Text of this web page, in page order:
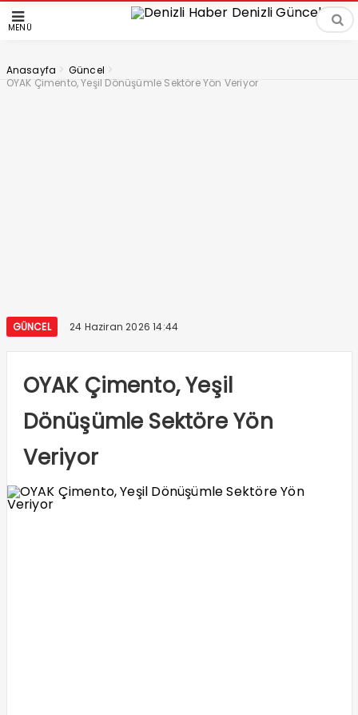
MENÜ
Anasayfa > Güncel >
OYAK Çimento, Yeşil Dönüşümle Sektöre Yön Veriyor
GÜNCEL 24 Haziran 2026 14:44
OYAK Çimento, Yeşil
Dönüşümle Sektöre Yön
Veriyor